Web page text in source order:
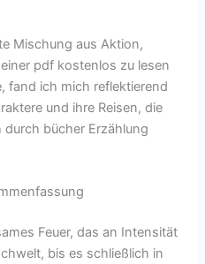
Mischung aus Aktion,
pdf kostenlos zu lesen
fand ich mich reflektierend
und ihre Reisen, die
bücher Erzählung
Feuer, das an Intensität
bis es schließlich in